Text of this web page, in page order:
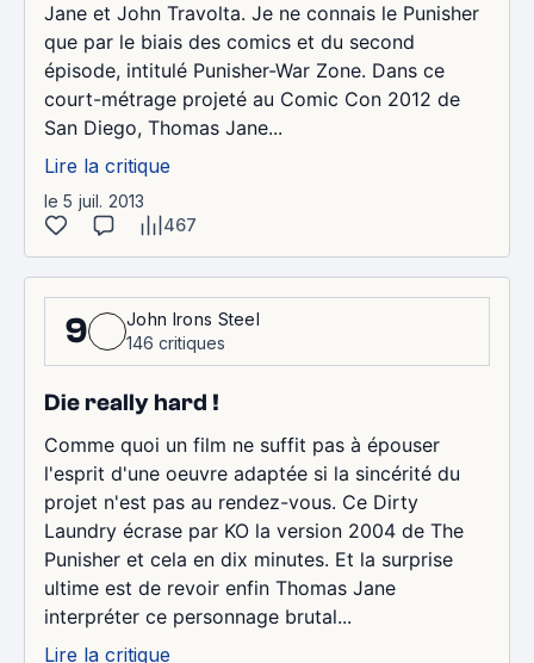
Jane et John Travolta. Je ne connais le Punisher
que par le biais des comics et du second
épisode, intitulé Punisher-War Zone. Dans ce
court-métrage projeté au Comic Con 2012 de
San Diego, Thomas Jane...
Lire la critique
le 5 juil. 2013
467
9
John Irons Steel
146 critiques
Die really hard !
Comme quoi un film ne suffit pas à épouser
l'esprit d'une oeuvre adaptée si la sincérité du
projet n'est pas au rendez-vous. Ce Dirty
Laundry écrase par KO la version 2004 de The
Punisher et cela en dix minutes. Et la surprise
ultime est de revoir enfin Thomas Jane
interpréter ce personnage brutal...
Lire la critique